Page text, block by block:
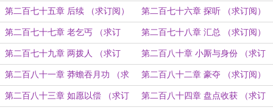
第二百七十五章 后续 （求订阅） 第二百七十六章 探听 （求订阅）
第二百七十七章 老乞丐 （求订
阅）
第二百七十八章 汇总 （求订阅）
第二百七十九章 两拨人 （求订
阅）
第二百八十章 小厮与身份 （求订
阅）
第二百八十一章 莽蟾吞月功 （求
订阅）
第二百八十二章 豪夺 （求订阅）
第二百八十三章 如愿以偿 （求订 第二百八十四章 盘点收获 （求订